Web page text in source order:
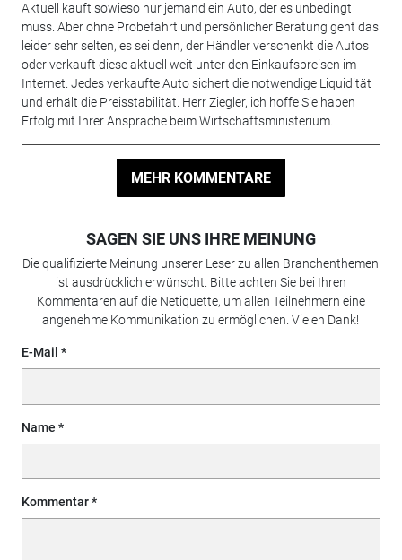
Aktuell kauft sowieso nur jemand ein Auto, der es unbedingt
muss. Aber ohne Probefahrt und persönlicher Beratung geht das
leider sehr selten, es sei denn, der Händler verschenkt die Autos
oder verkauft diese aktuell weit unter den Einkaufspreisen im
Internet. Jedes verkaufte Auto sichert die notwendige Liquidität
und erhält die Preisstabilität. Herr Ziegler, ich hoffe Sie haben
Erfolg mit Ihrer Ansprache beim Wirtschaftsministerium.
MEHR KOMMENTARE
SAGEN SIE UNS IHRE MEINUNG
Die qualifizierte Meinung unserer Leser zu allen Branchenthemen
ist ausdrücklich erwünscht. Bitte achten Sie bei Ihren
Kommentaren auf die Netiquette, um allen Teilnehmern eine
angenehme Kommunikation zu ermöglichen. Vielen Dank!
E-Mail
Name
Kommentar